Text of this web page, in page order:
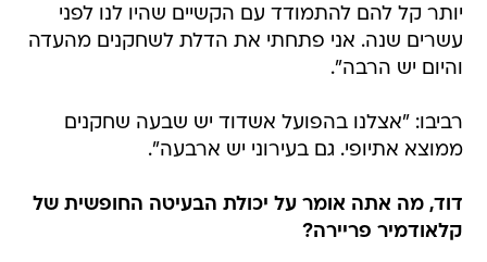
יותר קל להם להתמודד עם הקשיים שהיו לנו לפני
עשרים שנה. אני פתחתי את הדלת לשחקנים מהעדה
והיום יש הרבה".
רביבו: "אצלנו בהפועל אשדוד יש שבעה שחקנים
ממוצא אתיופי. גם בעירוני יש ארבעה".
דוד, מה אתה אומר על יכולת הבעיטה החופשית של
קלאודמיר פריירה?